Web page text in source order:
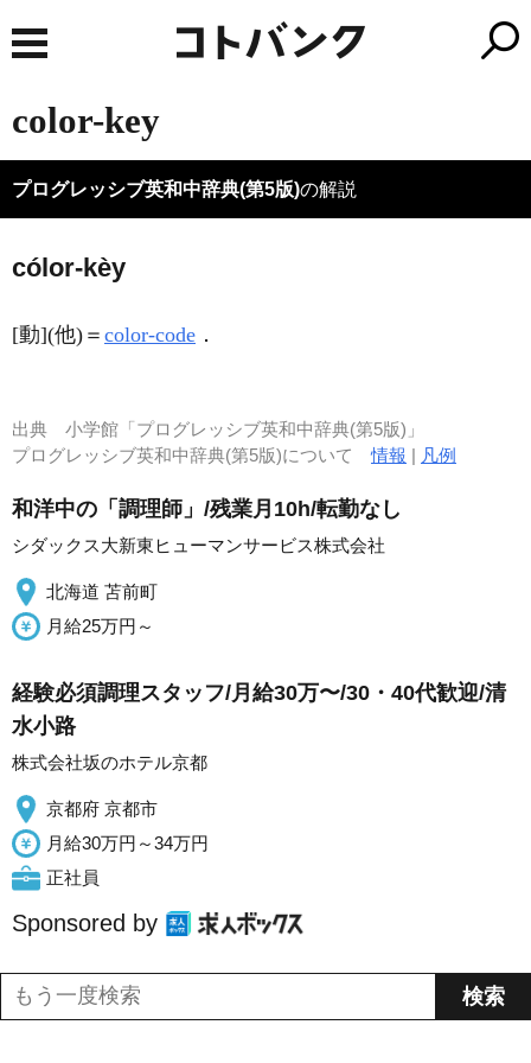
color-key
プログレッシブ英和中辞典(第5版)の解説
cólor-kèy
[動](他) ＝ color-code ．
出典 小学館「プログレッシブ英和中辞典(第5版)」
プログレッシブ英和中辞典(第5版)について情報 | 凡例
和洋中の「調理師」/残業月10h/転勤なし
シダックス大新東ヒューマンサービス株式会社
北海道 苫前町
月給25万円～
経験必須調理スタッフ/月給30万〜/30・40代歓迎/清
水小路
株式会社坂のホテル京都
京都府 京都市
月給30万円～34万円
正社員
Sponsored by